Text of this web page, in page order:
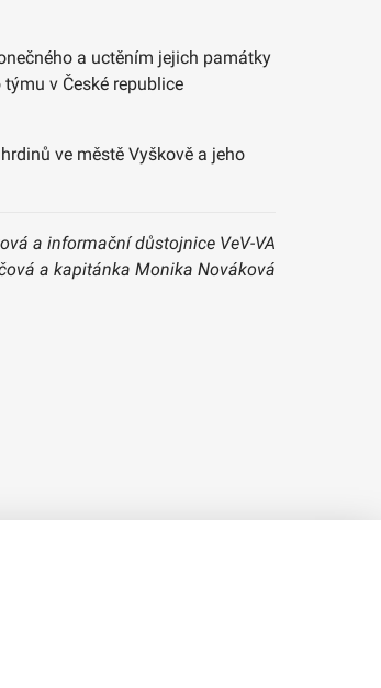
a uctěním jejich památky
v České republice
ve městě Vyškově a jeho
a informační důstojnice VeV-VA
a kapitánka Monika Nováková